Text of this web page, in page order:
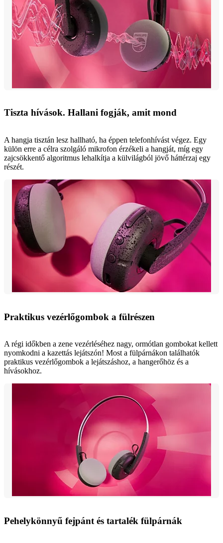
Tiszta hívások. Hallani fogják, amit mond
A hangja tisztán lesz hallható, ha éppen telefonhívást végez. Egy
külön erre a célra szolgáló mikrofon érzékeli a hangját, míg egy
zajcsökkentő algoritmus lehalkítja a külvilágból jövő háttérzaj egy
részét.
Praktikus vezérlőgombok a fülrészen
A régi időkben a zene vezérléséhez nagy, ormótlan gombokat kellett
nyomkodni a kazettás lejátszón! Most a fülpárnákon találhatók
praktikus vezérlőgombok a lejátszáshoz, a hangerőhöz és a
hívásokhoz.
Pehelykönnyű fejpánt és tartalék fülpárnák